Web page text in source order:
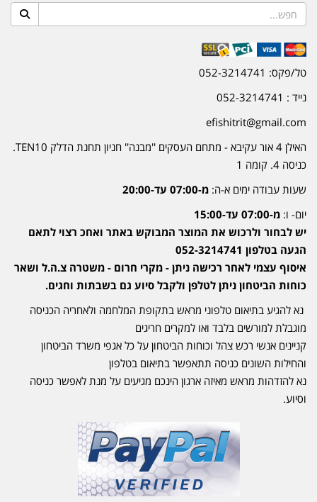
טל/פקס: 052-3214741
נייד : 052-3214741
efishitrit@gmail.com
האילן 4 אור עקיבא - מתחם העסקים ''מבנה'' חניון תחנת הדלק TEN10.
כניסה 4. קומה 1
שעות עבודה ימים א-ה: מ-07:00 עד-20:00
יום- ו: מ-07:00 עד-15:00
יש לבחור ולרכוש את המוצר המבוקש באתר ואחכ רצוי לתאם
הגעה בטלפון 052-3214741
איסוף עצמי לאחר רכישה ניתן - מקרי חרום - משטרה צ.ה.ל ושאר
כוחות הביטחון ניתן לטלפן ולקבל סיוע גם בשבתות וחגים.
נא להגיע בתיאום טלפוני מראש בתקופת המלחמה ולאחריה הכניסה
מוגבלת למורשים בלבד ואו למקרים חריגים
קניינים אנשי רכש צהל וכוחות הביטחון על כל אגפי משרד הביטחון
והחילות השונים כניסה תתאפשר בתיאום בטלפון
נא להזדהות מראש מאיזה ארגון הינכם מגיעים על מנת לאפשר כניסה
וסיוע.